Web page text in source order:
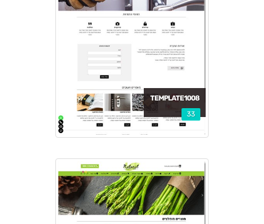
TEMPLATE1008
33